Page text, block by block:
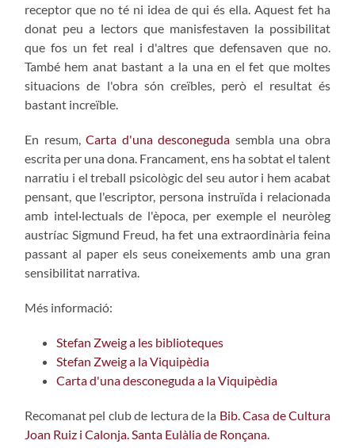
receptor que no té ni idea de qui és ella. Aquest fet ha
donat peu a lectors que manisfestaven la possibilitat
que fos un fet real i d'altres que defensaven que no.
També hem anat bastant a la una en el fet que moltes
situacions de l'obra són creïbles, però el resultat és
bastant increïble.
En resum,Carta d'una desconeguda sembla una obra
escrita per una dona. Francament, ens ha sobtat el talent
narratiu i el treball psicològic del seu autor i hem acabat
pensant, que l'escriptor, persona instruïda i relacionada
amb intel·lectuals de l'època, per exemple el neuròleg
austríac Sigmund Freud, ha fet una extraordinària feina
passant al paper els seus coneixements amb una gran
sensibilitat narrativa.
Més informació:
Stefan Zweig a les biblioteques
Stefan Zweig a la Viquipèdia
Carta d'una desconeguda a la Viquipèdia
Recomanat pel club de lectura de la Bib. Casa de Cultura
Joan Ruiz i Calonja. Santa Eulàlia de Ronçana.